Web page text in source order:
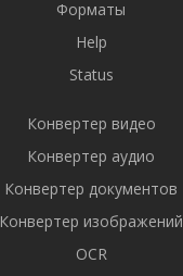
Форматы
Help
Status
Конвертер видео
Конвертер аудио
Конвертер документов
Конвертер изображений
OCR